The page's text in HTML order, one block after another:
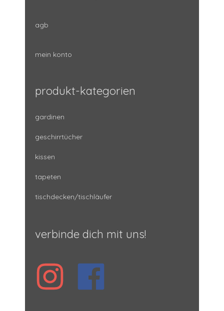
agb
mein konto
produkt-kategorien
gardinen
geschirrtücher
kissen
tapeten
tischdecken/tischläufer
verbinde dich mit uns!